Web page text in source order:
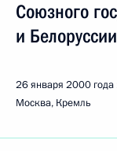
Союзного
и Белоруссии
26 января 2000 года
Москва, Кремль